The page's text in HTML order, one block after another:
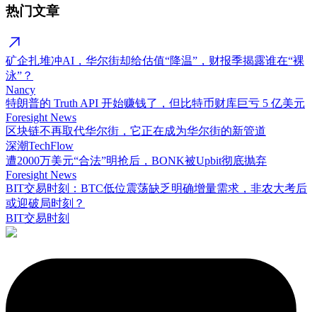
热门文章
矿企扎堆冲AI，华尔街却给估值“降温”，财报季揭露谁在“裸
泳”？
Nancy
特朗普的 Truth API 开始赚钱了，但比特币财库巨亏 5 亿美元
Foresight News
区块链不再取代华尔街，它正在成为华尔街的新管道
深潮TechFlow
遭2000万美元“合法”明抢后，BONK被Upbit彻底抛弃
Foresight News
BIT交易时刻：BTC低位震荡缺乏明确增量需求，非农大考后
或迎破局时刻？
BIT交易时刻